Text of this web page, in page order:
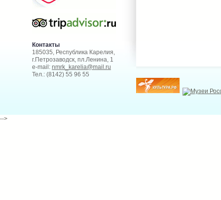
Контакты
185035, Республика Карелия,
г.Петрозаводск, пл.Ленина, 1
e-mail: nmrk_karelia@mail.ru
Тел.: (8142) 55 96 55
-->